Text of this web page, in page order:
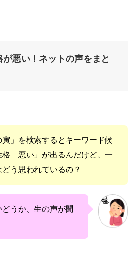
悪い！ネットの声をまと
寅」を検索するとキーワード候
格 悪い」が出るんだけど、一
う思われているの？
うか、生の声が聞